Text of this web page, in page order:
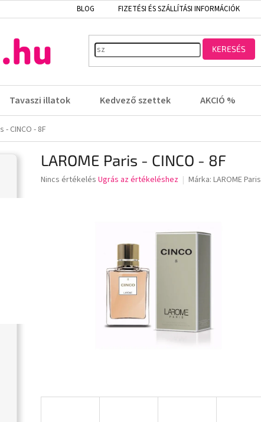
BLOG FIZETÉSI ÉS SZÁLLÍTÁSI INFORMÁCIÓK
KERESÉS
Tavaszi illatok Kedvező szettek AKCIÓ %
- CINCO - 8F
LAROME Paris - CINCO - 8F
A
Nincs értékelés Ugrás az értékeléshez Márka: LAROME Paris